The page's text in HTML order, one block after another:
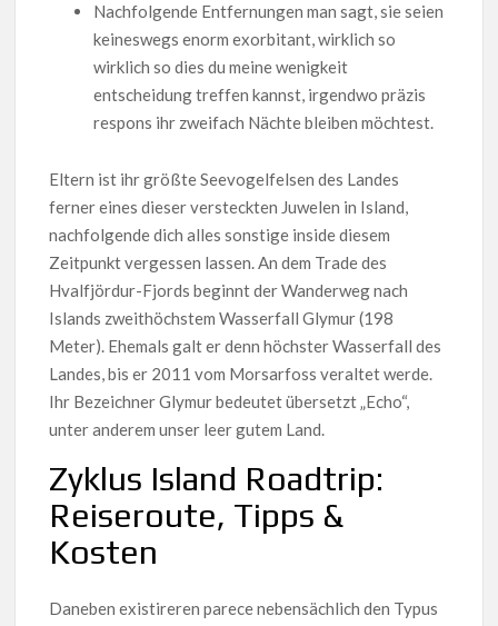
Nachfolgende Entfernungen man sagt, sie seien
keineswegs enorm exorbitant, wirklich so
wirklich so dies du meine wenigkeit
entscheidung treffen kannst, irgendwo präzis
respons ihr zweifach Nächte bleiben möchtest.
Eltern ist ihr größte Seevogelfelsen des Landes
ferner eines dieser versteckten Juwelen in Island,
nachfolgende dich alles sonstige inside diesem
Zeitpunkt vergessen lassen. An dem Trade des
Hvalfjördur-Fjords beginnt der Wanderweg nach
Islands zweithöchstem Wasserfall Glymur (198
Meter). Ehemals galt er denn höchster Wasserfall des
Landes, bis er 2011 vom Morsarfoss veraltet werde.
Ihr Bezeichner Glymur bedeutet übersetzt „Echo“,
unter anderem unser leer gutem Land.
Zyklus Island Roadtrip:
Reiseroute, Tipps &
Kosten
Daneben existireren parece nebensächlich den Typus